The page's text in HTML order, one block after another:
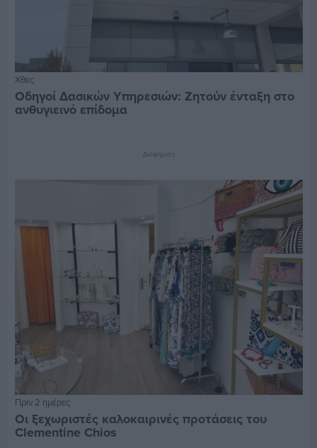
Χθες
Οδηγοί Δασικών Υπηρεσιών: Ζητούν ένταξη στο
ανθυγιεινό επίδομα
Διαφήμιση
Πριν 2 ημέρες
Οι ξεχωριστές καλοκαιρινές προτάσεις του
Clementine Chios